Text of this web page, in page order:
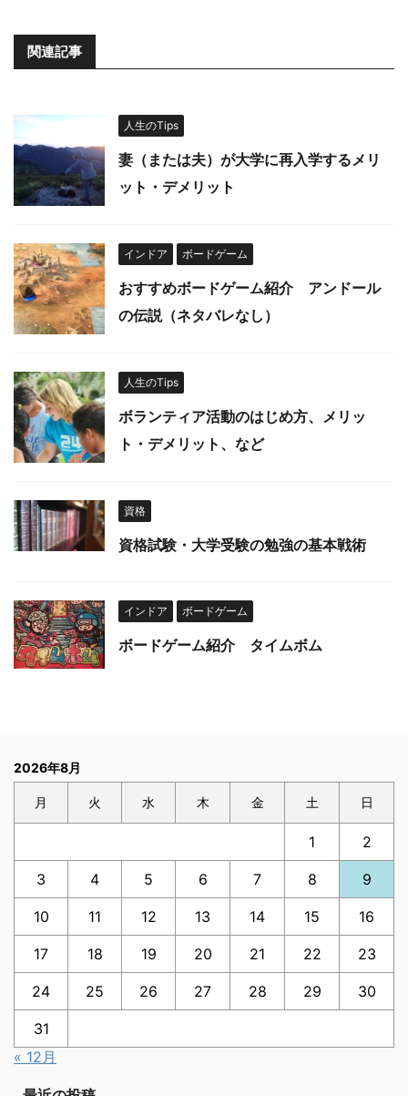
関連記事
人生のTips
妻（または夫）が大学に再入学するメリ
ット・デメリット
インドア ボードゲーム
おすすめボードゲーム紹介 アンドール
の伝説（ネタバレなし）
人生のTips
ボランティア活動のはじめ方、メリッ
ト・デメリット、など
資格
資格試験・大学受験の勉強の基本戦術
インドア ボードゲーム
ボードゲーム紹介 タイムボム
2026年8月
月 火 水 木 金 土 日
1 2
3 4 5 6 7 8 9
10 11 12 13 14 15 16
17 18 19 20 21 22 23
24 25 26 27 28 29 30
31
« 12月